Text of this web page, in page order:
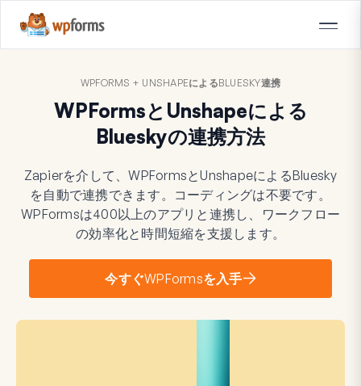
WPFORMS + UNSHAPEによるBLUESKY連携
WPFormsとUnshapeによる
Blueskyの連携方法
Zapierを介して、WPFormsとUnshapeによるBluesky
を自動で連携できます。コーディングは不要です。
WPFormsは400以上のアプリと連携し、ワークフロー
の効率化と時間短縮を支援します。
今すぐWPFormsを入手